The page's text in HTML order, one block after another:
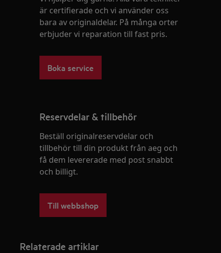
är certifierade och vi använder oss
bara av originaldelar. På många orter
erbjuder vi reparation till fast pris.
Boka service
Reservdelar & tillbehör
Beställ originalreservdelar och
tillbehör till din produkt från aeg och
få dem levererade med post snabbt
och billigt.
Till webbshop
Relaterade artiklar